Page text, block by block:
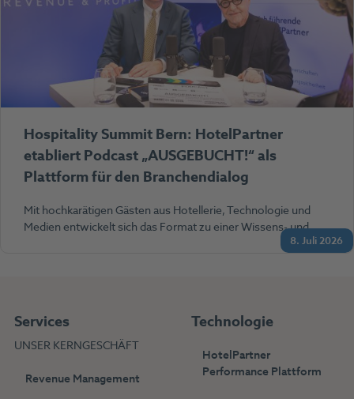
8. Juli 2026
Hospitality Summit Bern: HotelPartner
etabliert Podcast „AUSGEBUCHT!“ als
Plattform für den Branchendialog
Mit hochkarätigen Gästen aus Hotellerie, Technologie und
Medien entwickelt sich das Format zu einer Wissens- und…
Services
UNSER KERNGESCHÄFT
Revenue Management
Technologie
HotelPartner
Performance Plattform